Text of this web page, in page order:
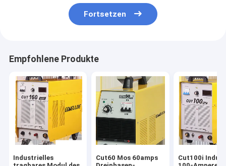
Fortsetzen
Empfohlene Produkte
Industrielles
Cut60 Mos 60amps
Cut100i